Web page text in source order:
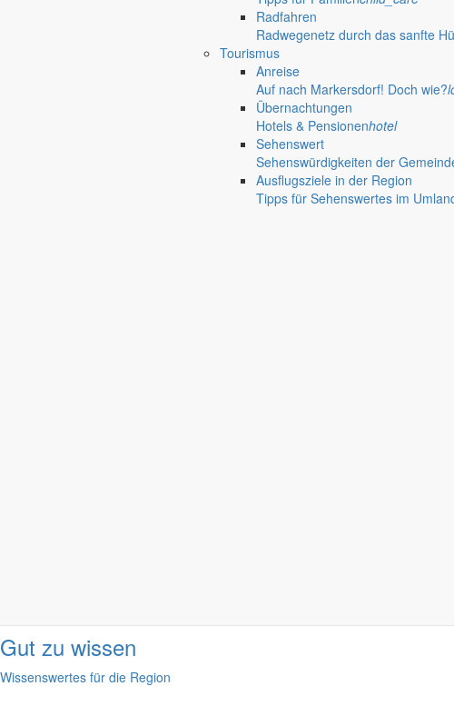
Radfahren
Radwegenetz durch das sanfte
Tourismus
Anreise
Auf nach Markersdorf! Doch wie?
Übernachtungen
Hotels & Pensionenhotel
Sehenswert
Sehenswürdigkeiten der
Ausflugsziele in der Region
Tipps für Sehenswertes im
Jauernick-Buschbach
Früher musste man wegen jeder Angelegenheit “uff de Gemeende”, heute
Gut zu wissen
Wissenswertes für die Region